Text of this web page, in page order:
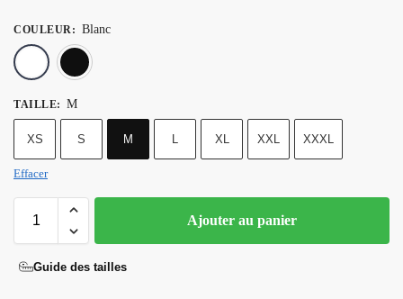
COULEUR: Blanc
TAILLE: M
XS S M L XL XXL XXXL
Effacer
Ajouter au panier
Guide des tailles